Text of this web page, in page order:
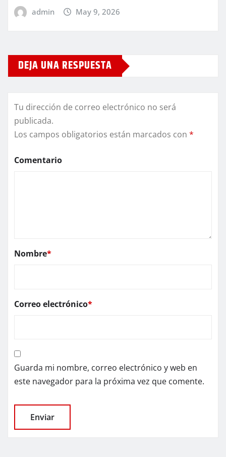
admin May 9, 2026
DEJA UNA RESPUESTA
Tu dirección de correo electrónico no será
publicada.
Los campos obligatorios están marcados con *
Comentario
Nombre*
Correo electrónico*
Guarda mi nombre, correo electrónico y web en
este navegador para la próxima vez que comente.